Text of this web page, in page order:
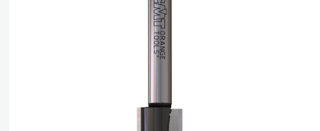
Legg i ønskeliste
Spesifikasjoner